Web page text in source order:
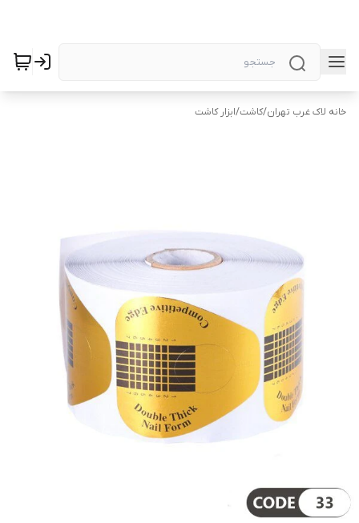
خانه لاک غرب تهران/کاشت/ابزار کاشت